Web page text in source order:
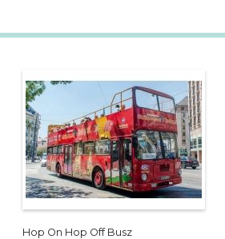
Hop On Hop Off Busz